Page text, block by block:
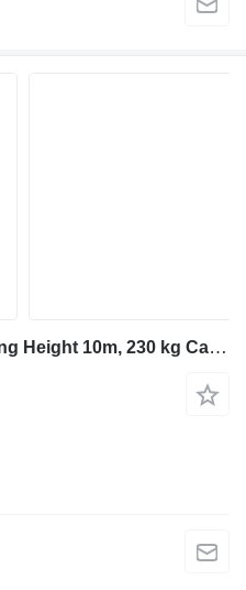
JLG 2630ES Electric, Working Height 10m, 230 kg Capaci